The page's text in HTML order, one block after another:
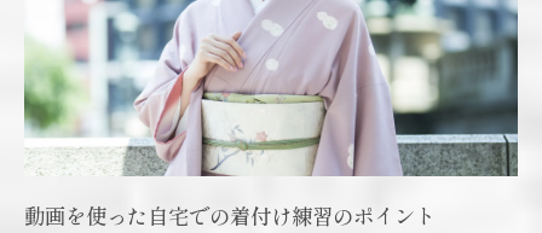
動画を使った自宅での着付け練習のポイント